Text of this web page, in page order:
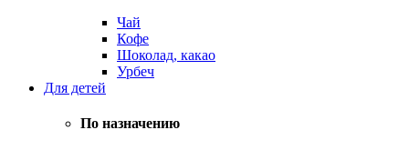
Чай
Кофе
Шоколад, какао
Урбеч
Для детей
По назначению